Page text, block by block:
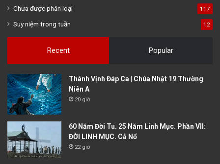
Chưa được phân loại 117
Suy niệm trong tuần 12
Recent Popular
Thánh Vịnh Đáp Ca | Chúa Nhật 19 Thường
Niên A
20 giờ
60 Năm Đời Tu. 25 Năm Linh Mục. Phần VII:
ĐỜI LINH MỤC. Cả Nổ
22 giờ